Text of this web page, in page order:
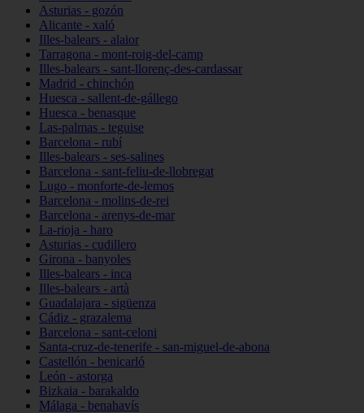
Asturias - gozón
Alicante - xaló
Illes-balears - alaior
Tarragona - mont-roig-del-camp
Illes-balears - sant-llorenç-des-cardassar
Madrid - chinchón
Huesca - sallent-de-gállego
Huesca - benasque
Las-palmas - teguise
Barcelona - rubí
Illes-balears - ses-salines
Barcelona - sant-feliu-de-llobregat
Lugo - monforte-de-lemos
Barcelona - molins-de-rei
Barcelona - arenys-de-mar
La-rioja - haro
Asturias - cudillero
Girona - banyoles
Illes-balears - inca
Illes-balears - artà
Guadalajara - sigüenza
Cádiz - grazalema
Barcelona - sant-celoni
Santa-cruz-de-tenerife - san-miguel-de-abona
Castellón - benicarló
León - astorga
Bizkaia - barakaldo
Málaga - benahavís